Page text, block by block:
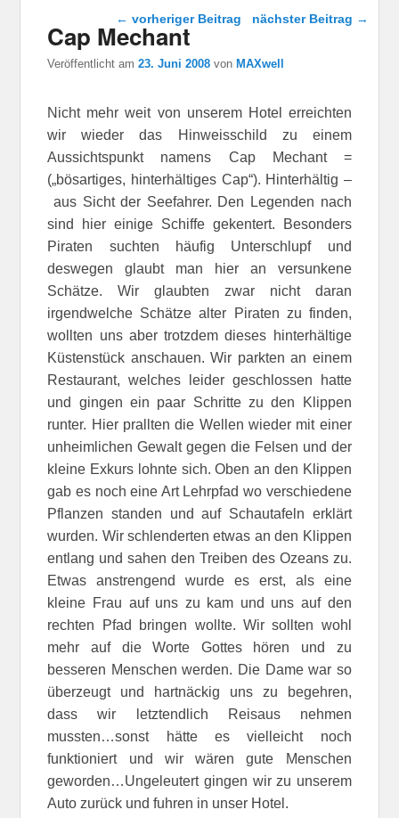
Beitragsnavigation
← vorheriger Beitrag nächster Beitrag →
Cap Mechant
Veröffentlicht am23. Juni 2008 vonMAXwell
Nicht mehr weit von unserem Hotel erreichten
wir wieder das Hinweisschild zu einem
Aussichtspunkt namens Cap Mechant =
(„bösartiges, hinterhältiges Cap“). Hinterhältig –
aus Sicht der Seefahrer. Den Legenden nach
sind hier einige Schiffe gekentert. Besonders
Piraten suchten häufig Unterschlupf und
deswegen glaubt man hier an versunkene
Schätze. Wir glaubten zwar nicht daran
irgendwelche Schätze alter Piraten zu finden,
wollten uns aber trotzdem dieses hinterhältige
Küstenstück anschauen. Wir parkten an einem
Restaurant, welches leider geschlossen hatte
und gingen ein paar Schritte zu den Klippen
runter. Hier prallten die Wellen wieder mit einer
unheimlichen Gewalt gegen die Felsen und der
kleine Exkurs lohnte sich. Oben an den Klippen
gab es noch eine Art Lehrpfad wo verschiedene
Pflanzen standen und auf Schautafeln erklärt
wurden. Wir schlenderten etwas an den Klippen
entlang und sahen den Treiben des Ozeans zu.
Etwas anstrengend wurde es erst, als eine
kleine Frau auf uns zu kam und uns auf den
rechten Pfad bringen wollte. Wir sollten wohl
mehr auf die Worte Gottes hören und zu
besseren Menschen werden. Die Dame war so
überzeugt und hartnäckig uns zu begehren,
dass wir letztendlich Reisaus nehmen
mussten…sonst hätte es vielleicht noch
funktioniert und wir wären gute Menschen
geworden…Ungeleutert gingen wir zu unserem
Auto zurück und fuhren in unser Hotel.